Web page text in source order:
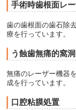
手術時歯根面レ
歯の歯根面の歯石除
療を行っています。
う蝕歯無痛的窩
無痛のレーザー機器
成を行っています。
口腔粘膜処置